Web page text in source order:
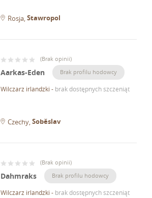
Rosja Stawropol
(Brak opinii)
Aarkas-Eden Brak profilu hodowcy
Wilczarz irlandzki - brak dostępnych szczeniąt
Czechy Soběslav
(Brak opinii)
Dahmraks Brak profilu hodowcy
Wilczarz irlandzki - brak dostępnych szczeniąt